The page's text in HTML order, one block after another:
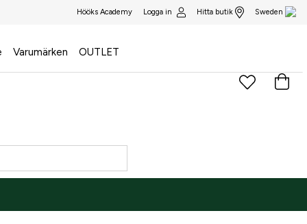
Hööks Academy Logga in Hitta butik Sweden
Varumärken OUTLET